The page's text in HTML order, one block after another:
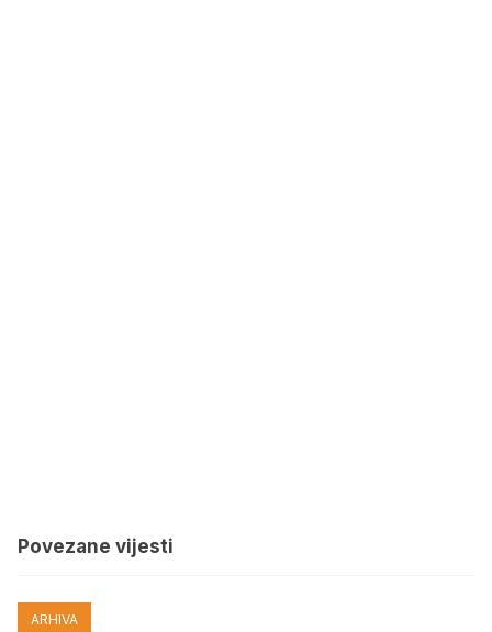
Povezane vijesti
ARHIVA